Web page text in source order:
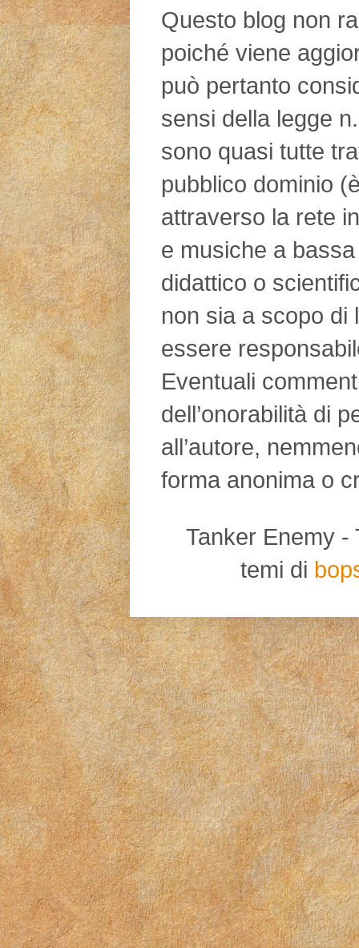
Questo blog non
poiché viene
può pertanto
sensi della legge
sono quasi tutte
pubblico dominio
attraverso la rete
e musiche a
didattico o
non sia a scopo di
essere
Eventuali
dell’onorabilità di
all’autore,
forma anonima o
Tanker Enemy -
temi di